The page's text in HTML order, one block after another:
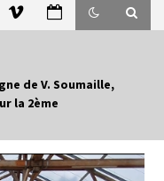
de V. Soumaille,
la 2ème